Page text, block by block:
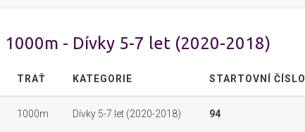
1000m - Dívky 5-7 let (2020-2018)
TRAŤ KATEGORIE STARTOVNÍ ČÍSLO
1000m Dívky 5-7 let (2020-2018) 94